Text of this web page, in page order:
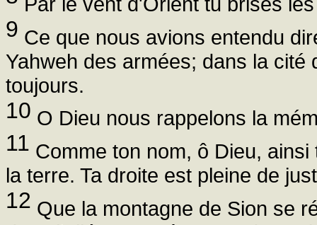
9 Ce que nous avions entendu
Yahweh des armées; dans la
toujours.
10 O Dieu nous rappelons la
11 Comme ton nom, ô Dieu,
la terre. Ta droite est pleine de
12 Que la montagne de Sion se